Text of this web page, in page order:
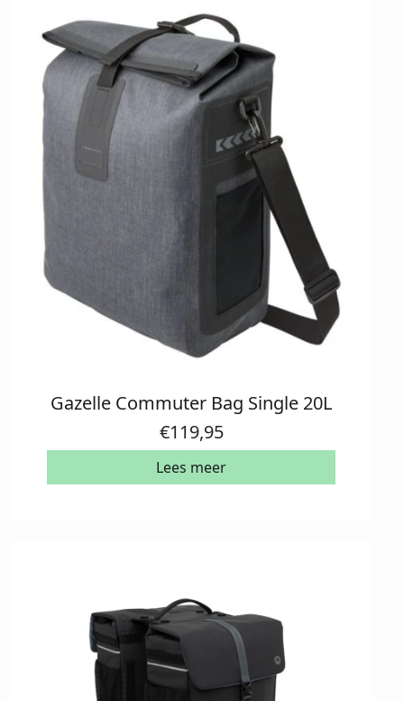
Gazelle Commuter Bag Single 20L
€119,95
Lees meer